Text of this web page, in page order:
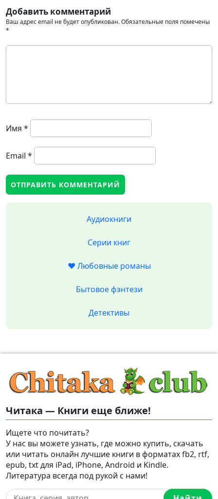
Добавить комментарий
Ваш адрес email не будет опубликован.Обязательные поля помечены
*
Имя *
Email *
Аудиокниги
Серии книг
❤️ Любовные романы
Бытовое фэнтези
Детективы
Читака — Книги еще ближе!
Ищете что почитать?
У нас вы можете узнать, где можно купить, скачать
или читать онлайн лучшие книги в форматах fb2, rtf,
epub, txt для iPad, iPhone, Android и Kindle.
Литература всегда под рукой с нами!